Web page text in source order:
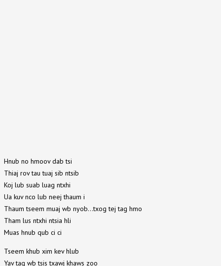
Hnub no hmoov dab tsi
Thiaj rov tau tuaj sib ntsib
Koj lub suab luag ntxhi
Ua kuv nco lub neej thaum i
Thaum tseem muaj wb nyob…txog tej tag hmo
Tham lus ntxhi ntsia hli
Muas hnub qub ci ci
Tseem khub xim kev hlub
Yav tag wb tsis txawj khaws zoo